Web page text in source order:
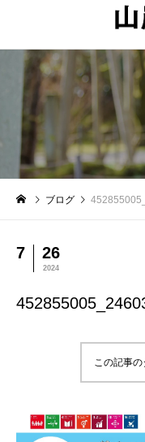
ブログ
7 26
2024
この記事